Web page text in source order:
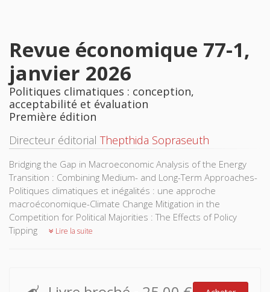
Revue économique 77-1,
janvier 2026
Politiques climatiques : conception,
acceptabilité et évaluation
Première édition
Directeur éditorial Thepthida Sopraseuth
Bridging the Gap in Macroeconomic Analysis of the Energy
Transition : Combining Medium- and Long-Term Approaches-
Politiques climatiques et inégalités : une approche
macroéconomique-Climate Change Mitigation in the
Competition for Political Majorities : The Effects of Policy
Tipping
Lire la suite